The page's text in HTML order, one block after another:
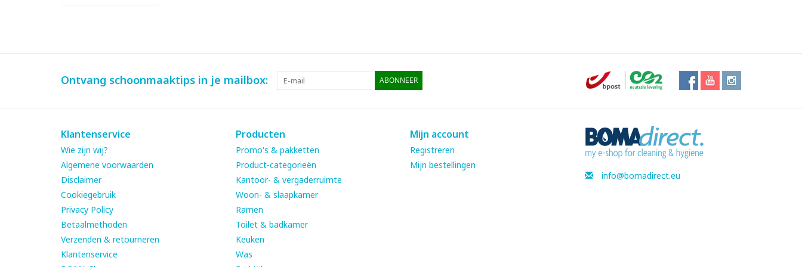
Ontvang schoonmaaktips in je mailbox: ABONNEER
Klantenservice
Wie zijn wij?
Algemene voorwaarden
Disclaimer
Cookiegebruik
Privacy Policy
Betaalmethoden
Verzenden & retourneren
Klantenservice
Producten
Promo's & pakketten
Product-categorieën
Kantoor- & vergaderruimte
Woon- & slaapkamer
Ramen
Toilet & badkamer
Keuken
Was
Mijn account
Registreren
Mijn bestellingen
info@bomadirect.eu